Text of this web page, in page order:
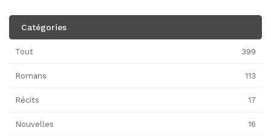
Catégories
Tout 399
Romans 113
Récits 17
Nouvelles 16